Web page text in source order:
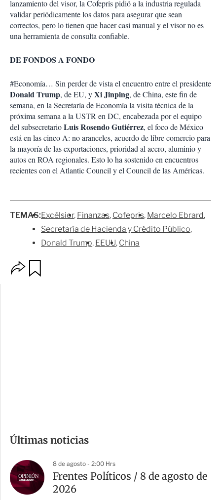
lanzamiento del visor, la Cofepris pidió a la industria regulada
validar periódicamente los datos para asegurar que sean
correctos, pero lo tienen que hacer casi manual y el visor no es
una herramienta de consulta confiable.
DE FONDOS A FONDO
#Economía… Sin perder de vista el encuentro entre el presidente
Donald Trump, de EU, yXi Jinping, de China, este fin de
semana, en la Secretaría de Economía la visita técnica de la
próxima semana a la USTR en DC, encabezada por el equipo
del subsecretarioLuis Rosendo Gutiérrez, el foco de México
está en las cinco A: no aranceles, acuerdo de libre comercio para
la mayoría de las exportaciones, prioridad al acero, aluminio y
autos en ROA regionales. Esto lo ha sostenido en encuentros
recientes con el Atlantic Council y el Council de las Américas.
TEMAS:Excélsior Finanzas Cofepris Marcelo Ebrard
Secretaría de Hacienda y Crédito Público
Donald Trump EEUU China
p
p
a
r
t
Últimas noticias
8 de agosto - 2:00 Hrs
Frentes Políticos / 8 de agosto de
2026